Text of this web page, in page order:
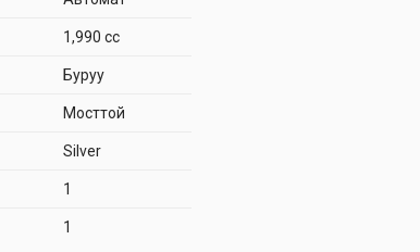
1,990 cc
Буруу
Мосттой
Silver
1
1